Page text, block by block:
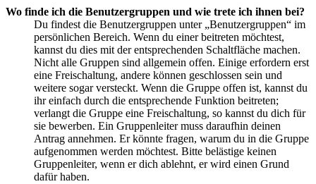
Wo finde ich die Benutzergruppen und wie trete ich ihnen bei?
Du findest die Benutzergruppen unter „Benutzergruppen“ im
persönlichen Bereich. Wenn du einer beitreten möchtest,
kannst du dies mit der entsprechenden Schaltfläche machen.
Nicht alle Gruppen sind allgemein offen. Einige erfordern erst
eine Freischaltung, andere können geschlossen sein und
weitere sogar versteckt. Wenn die Gruppe offen ist, kannst du
ihr einfach durch die entsprechende Funktion beitreten;
verlangt die Gruppe eine Freischaltung, so kannst du dich für
sie bewerben. Ein Gruppenleiter muss daraufhin deinen
Antrag annehmen. Er könnte fragen, warum du in die Gruppe
aufgenommen werden möchtest. Bitte belästige keinen
Gruppenleiter, wenn er dich ablehnt, er wird einen Grund
dafür haben.